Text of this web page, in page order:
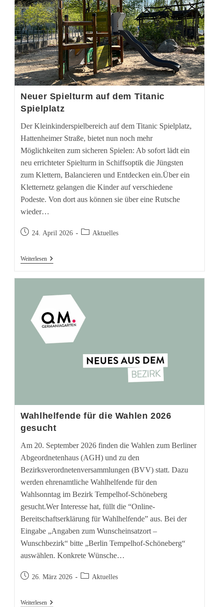
Neuer Spielturm auf dem Titanic
Spielplatz
Der Kleinkinderspielbereich auf dem Titanic Spielplatz,
Hattenheimer Straße, bietet nun noch mehr
Möglichkeiten zum sicheren Spielen: Ab sofort lädt ein
neu errichteter Spielturm in Schiffsoptik die Jüngsten
zum Klettern, Balancieren und Entdecken ein.Über ein
Kletternetz gelangen die Kinder auf verschiedene
Podeste. Von dort aus können sie über eine Rutsche
wieder…
Beitrag24. April 2026
Beitrags-
Aktuelles
WeiterlesenNeuer
Spielplatz
Wahlhelfende für die Wahlen 2026
gesucht
Am 20. September 2026 finden die Wahlen zum Berliner
Abgeordnetenhaus (AGH) und zu den
Bezirksverordnetenversammlungen (BVV) statt. Dazu
werden ehrenamtliche Wahlhelfende für den
Wahlsonntag im Bezirk Tempelhof-Schöneberg
gesucht.Wer Interesse hat, füllt die “Online-
Bereitschaftserklärung für Wahlhelfende” aus. Bei der
Eingabe „Angaben zum Wunscheinsatzort –
Wunschbezirk“ bitte „Berlin Tempelhof-Schöneberg“
auswählen. Konkrete Wünsche…
Beitrag26. März 2026
Beitrags-
Aktuelles
WeiterlesenWahlhelfende